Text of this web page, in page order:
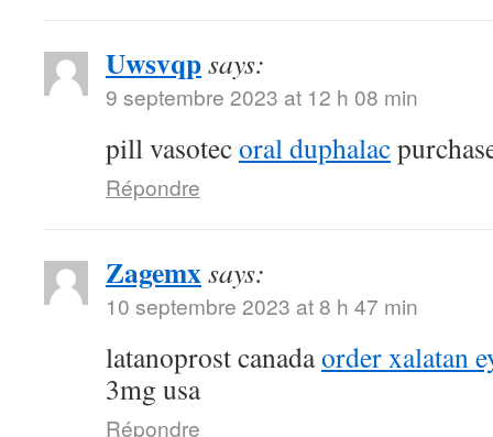
Uwsvqpsays:
9 septembre 2023 at 12 h 08 min
pill vasotecoral duphalac
Répondre
Zagemxsays:
10 septembre 2023 at 8 h 47 min
latanoprost canadaorder xalatan
3mg usa
Répondre